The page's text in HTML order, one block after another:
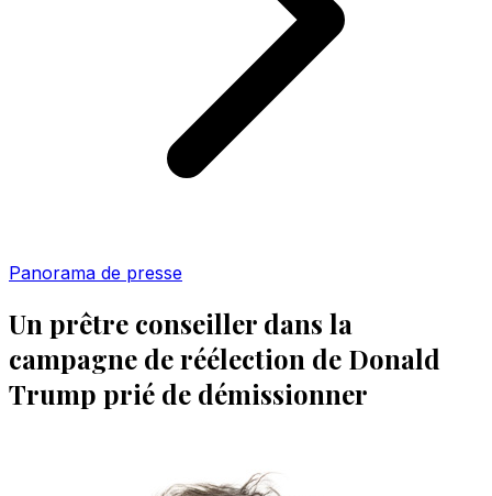
Panorama de presse
Un prêtre conseiller dans la
campagne de réélection de Donald
Trump prié de démissionner